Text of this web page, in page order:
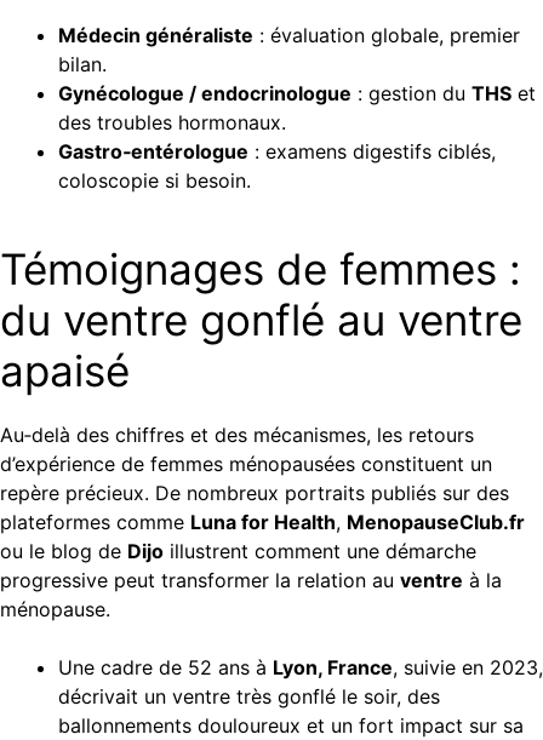
Médecin généraliste : évaluation globale, premier
bilan.
Gynécologue / endocrinologue : gestion du THS et
des troubles hormonaux.
Gastro‑entérologue : examens digestifs ciblés,
coloscopie si besoin.
Témoignages de femmes :
du ventre gonflé au ventre
apaisé
Au‑delà des chiffres et des mécanismes, les retours
d’expérience de femmes ménopausées constituent un
repère précieux. De nombreux portraits publiés sur des
plateformes comme Luna for Health, MenopauseClub.fr
ou le blog de Dijo illustrent comment une démarche
progressive peut transformer la relation au ventre à la
ménopause.
Une cadre de 52 ans à Lyon, France, suivie en 2023,
décrivait un ventre très gonflé le soir, des
ballonnements douloureux et un fort impact sur sa